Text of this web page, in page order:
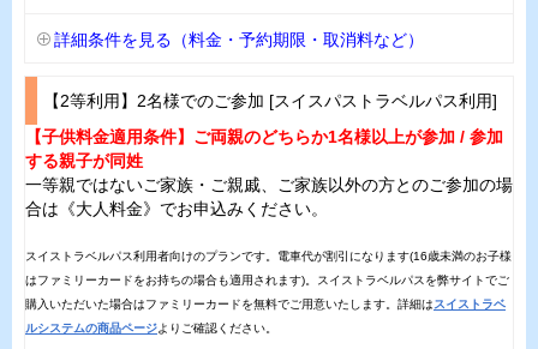
詳細条件を見る（料金・予約期限・取消料など）
【2等利用】2名様でのご参加 [スイスパストラベルパス利用]
【子供料金適用条件】ご両親のどちらか1名様以上が参加 / 参加
する親子が同姓
一等親ではないご家族・ご親戚、ご家族以外の方とのご参加の場
合は《大人料金》でお申込みください。
スイストラベルパス利用者向けのプランです。電車代が割引になります(16歳未満のお子様
はファミリーカードをお持ちの場合も適用されます)。スイストラベルパスを弊サイトでご
購入いただいた場合はファミリーカードを無料でご用意いたします。詳細はスイストラベ
ルシステムの商品ページよりご確認ください。